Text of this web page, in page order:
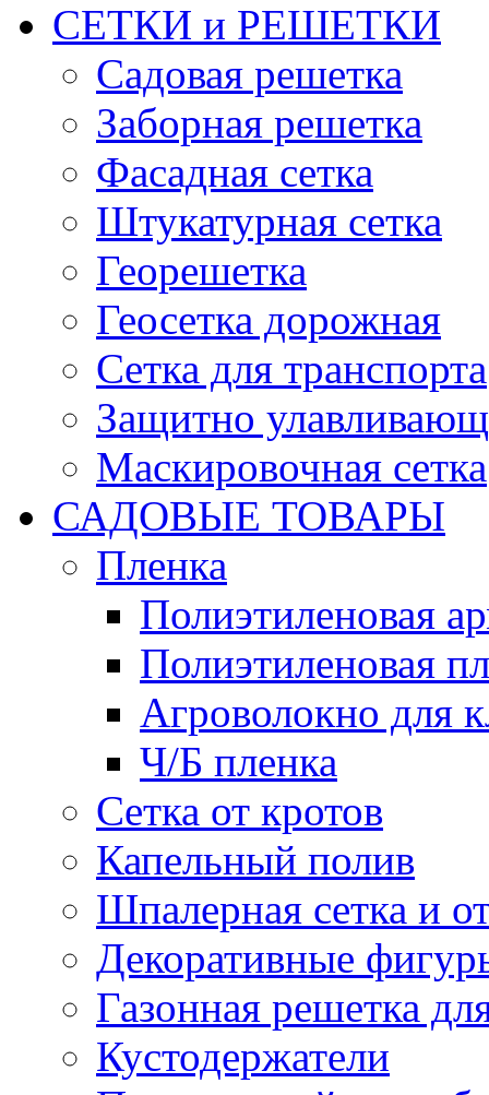
СЕТКИ и РЕШЕТКИ
Садовая решетка
Заборная решетка
Фасадная сетка
Штукатурная сетка
Георешетка
Геосетка дорожная
Сетка для транспорта
Защитно
Маскировочная сетка
САДОВЫЕ ТОВАРЫ
Пленка
Полиэтиленовая
Полиэтиленовая
Агроволокно для
Ч/Б пленка
Сетка от кротов
Капельный полив
Шпалерная сетка и
Декоративные
Газонная решетка
Кустодержатели